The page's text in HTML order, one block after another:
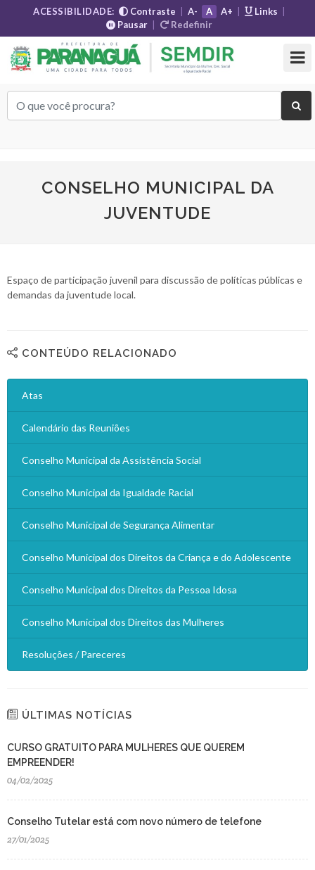
ACESSIBILIDADE: Contraste A- A A+ Links
Pausar
Redefinir
CONSELHO MUNICIPAL DA
JUVENTUDE
Espaço de participação juvenil para discussão de políticas públicas e
demandas da juventude local.
CONTEÚDO RELACIONADO
Atas
Calendário das Reuniões
Conselho Municipal da Assistência Social
Conselho Municipal da Igualdade Racial
Conselho Municipal de Segurança Alimentar
Conselho Municipal dos Direitos da Criança e do Adolescente
Conselho Municipal dos Direitos da Pessoa Idosa
Conselho Municipal dos Direitos das Mulheres
Resoluções / Pareceres
ÚLTIMAS NOTÍCIAS
CURSO GRATUITO PARA MULHERES QUE QUEREM
EMPREENDER!
04/02/2025
Conselho Tutelar está com novo número de telefone
27/01/2025